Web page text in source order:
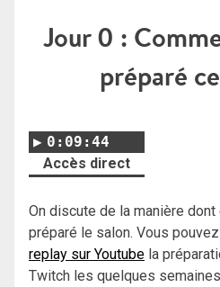
Jour 0 :
préparé
0:09:44
Accès direct
On discute de la manière dont
préparé le salon. Vous
replay sur Youtube la
Twitch les quelques